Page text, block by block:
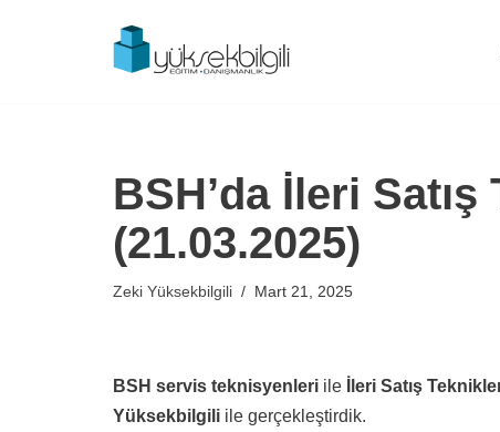
BSH’da İleri
(21.03.2025)
Zeki Yüksekbilgili Mart 21, 2025
BSH servis teknisyenleri ile İleri Satış
Yüksekbilgili ile gerçekleştirdik.